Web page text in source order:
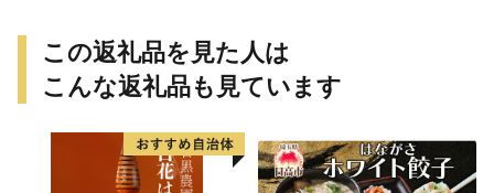
この返礼品を見た人は
こんな返礼品も見ています